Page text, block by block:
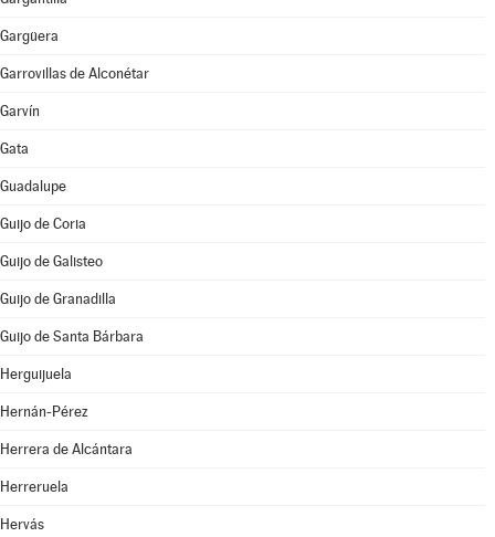
Gargüera
Garrovillas de Alconétar
Garvín
Gata
Guadalupe
Guijo de Coria
Guijo de Galisteo
Guijo de Granadilla
Guijo de Santa Bárbara
Herguijuela
Hernán-Pérez
Herrera de Alcántara
Herreruela
Hervás